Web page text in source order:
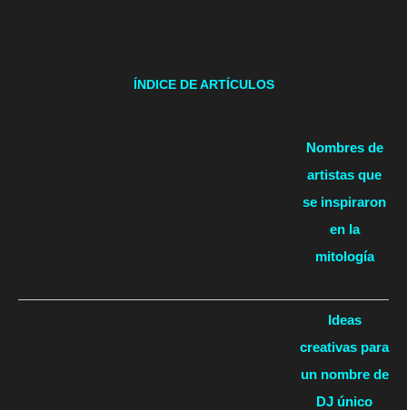
ÍNDICE DE ARTÍCULOS
Nombres de
artistas que
se inspiraron
en la
mitología
Ideas
creativas para
un nombre de
DJ único